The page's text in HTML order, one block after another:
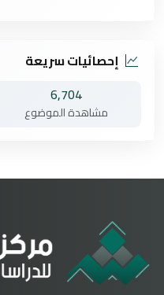
إحصائيات سريعة
6,704
مشاهدة الموضوع